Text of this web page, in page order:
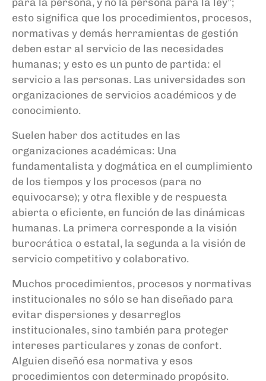
esto significa que los procedimientos, procesos,
normativas y demás herramientas de gestión
deben estar al servicio de las necesidades
humanas; y esto es un punto de partida: el
servicio a las personas. Las universidades son
organizaciones de servicios académicos y de
conocimiento.
Suelen haber dos actitudes en las
organizaciones académicas: Una
fundamentalista y dogmática en el cumplimiento
de los tiempos y los procesos (para no
equivocarse); y otra flexible y de respuesta
abierta o eficiente, en función de las dinámicas
humanas. La primera corresponde a la visión
burocrática o estatal, la segunda a la visión de
servicio competitivo y colaborativo.
Muchos procedimientos, procesos y normativas
institucionales no sólo se han diseñado para
evitar dispersiones y desarreglos
institucionales, sino también para proteger
intereses particulares y zonas de confort.
Alguien diseñó esa normativa y esos
procedimientos con determinado propósito.